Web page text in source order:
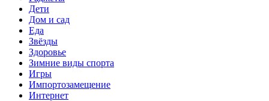
Дети
Дом и сад
Еда
Звёзды
Здоровье
Зимние виды спорта
Игры
Импортозамещение
Интернет